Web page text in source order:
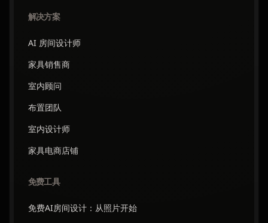
解决方案
AI 房间设计师
家具销售商
室内顾问
布置团队
室内设计师
家具电商店铺
免费工具
免费AI房间设计：从照片开始